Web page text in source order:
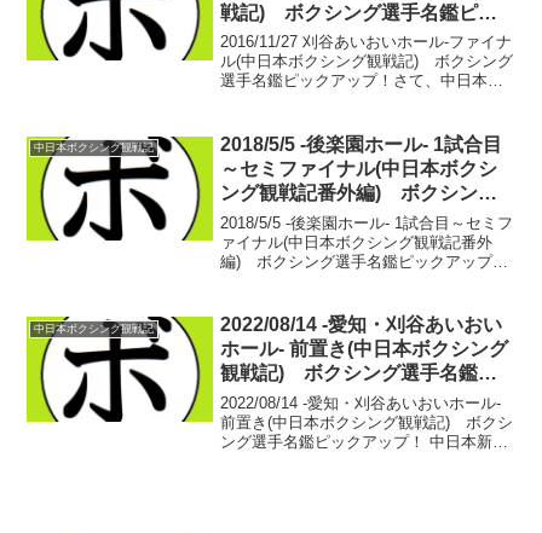
戦記) ボクシング選手名鑑ピッ
クアップ！
2016/11/27 刈谷あいおいホール-ファイナ
ル(中日本ボクシング観戦記) ボクシング
選手名鑑ピックアップ！さて、中日本ボ
くファイナル。【56kg契約 ８回戦...
中日本ボクシング観戦記
2018/5/5 -後楽園ホール- 1試合目
～セミファイナル(中日本ボクシ
ング観戦記番外編) ボクシング
選手名鑑ピックアップ！
2018/5/5 -後楽園ホール- 1試合目～セミフ
ァイナル(中日本ボクシング観戦記番外
編) ボクシング選手名鑑ピックアップ！
合は山口の棄権により中止。...
中日本ボクシング観戦記
2022/08/14 -愛知・刈谷あいおい
ホール- 前置き(中日本ボクシング
観戦記) ボクシング選手名鑑ピ
ックアップ！
2022/08/14 -愛知・刈谷あいおいホール-
前置き(中日本ボクシング観戦記) ボクシ
ング選手名鑑ピックアップ！ 中日本新人